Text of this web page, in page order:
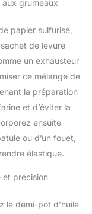
aux grumeaux
papier sulfurisé,
de levure
un exhausteur
ce mélange de
la préparation
et d’éviter la
ensuite
ou d’un fouet,
élastique.
et précision
le demi-pot d’huile